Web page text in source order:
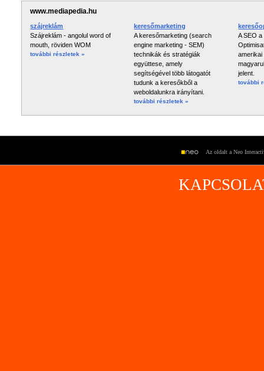
www.mediapedia.hu
szájreklám
Szájreklám - angolul word of
mouth, röviden WOM
további részletek »
keresőmarketing
A keresőmarketing (search
engine marketing - SEM)
technikák és stratégiák
együttese, amely
segítségével több látogatót
tudunk a keresőkből a
weboldalunkra irányítani.
további részletek »
A SEO
jelent.
további
Az oldalt a Neo